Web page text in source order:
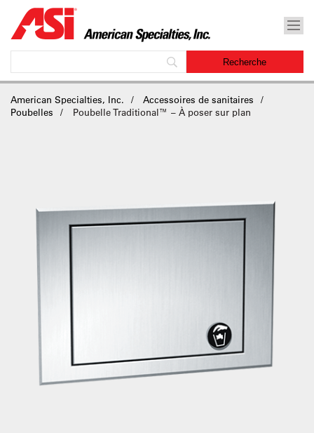
American Specialties, Inc.
Accessoires de sanitaires
Poubelles
Poubelle Traditional™ – À poser sur plan